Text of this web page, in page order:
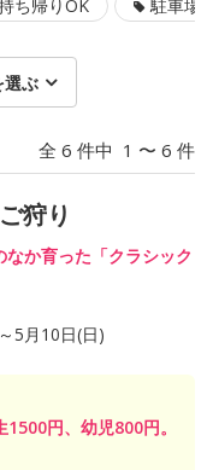
ち帰りOK 駐車場
選ぶ
全 6 件中 1 〜 6 件
狩り
か育った「クラシック
5月10日(日)
円、幼児800円。